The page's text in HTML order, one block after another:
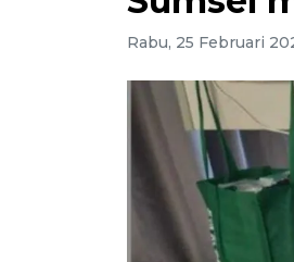
Rabu, 25 Februari